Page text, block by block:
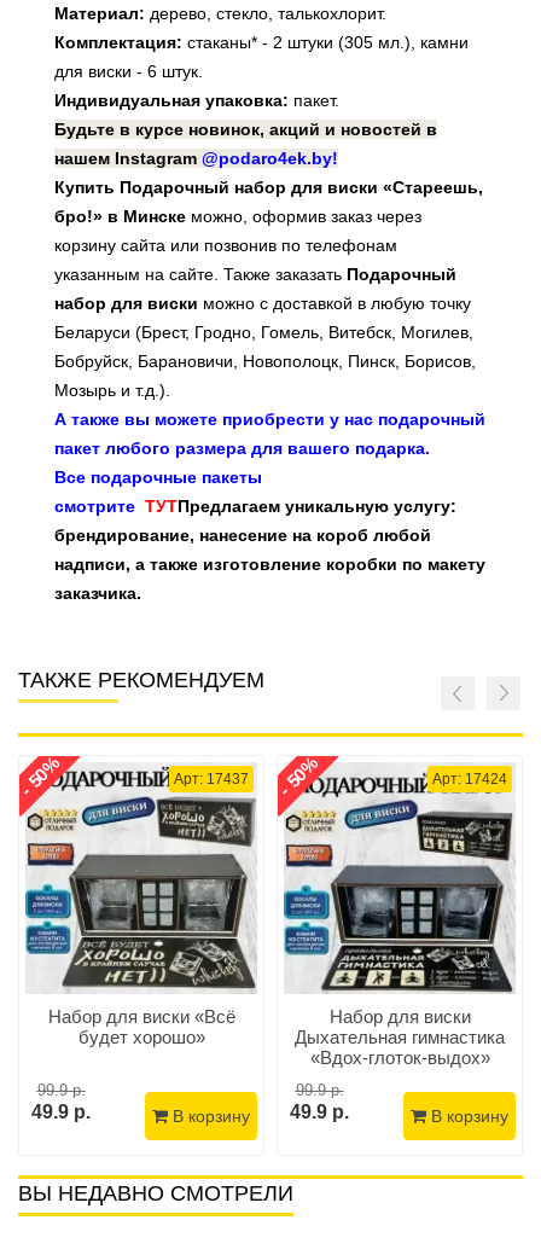
Материал: дерево, стекло, талькохлорит.
Комплектация: стаканы* - 2 штуки (305 мл.), камни
для виски - 6 штук.
Индивидуальная упаковка: пакет.
Будьте в курсе новинок, акций и новостей в
нашем Instagram @podaro4ek.by!
Купить Подарочный набор для виски «Стареешь,
бро!» в Минске можно, оформив заказ через
корзину сайта или позвонив по телефонам
указанным на сайте. Также заказать Подарочный
набор для виски можно с доставкой в любую точку
Беларуси (Брест, Гродно, Гомель, Витебск, Могилев,
Бобруйск, Барановичи, Новополоцк, Пинск, Борисов,
Мозырь и т.д.).
А также вы можете приобрести у нас подарочный
пакет любого размера для вашего подарка.
Все подарочные пакеты
смотрите ТУТПредлагаем уникальную услугу:
брендирование, нанесение на короб любой
надписи, а также изготовление коробки по макету
заказчика.
ТАКЖЕ РЕКОМЕНДУЕМ
Арт: 17437
Набор для виски «Всё
будет хорошо»
99.9 р.
49.9 р.
- 50%
В корзину
Арт: 17424
Набор для виски
Дыхательная гимнастика
«Вдох-глоток-выдох»
99.9 р.
49.9 р.
- 50%
В корзину
ВЫ НЕДАВНО СМОТРЕЛИ